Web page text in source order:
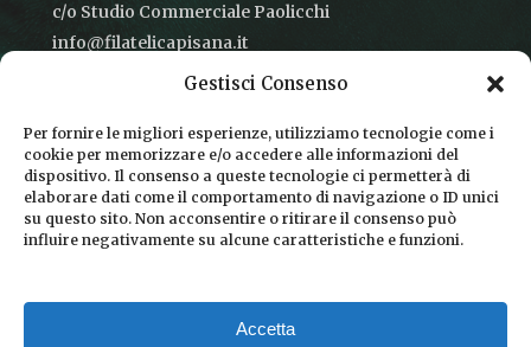
Gestisci Consenso
Per fornire le migliori esperienze, utilizziamo tecnologie come i
cookie per memorizzare e/o accedere alle informazioni del
dispositivo. Il consenso a queste tecnologie ci permetterà di
elaborare dati come il comportamento di navigazione o ID unici
su questo sito. Non acconsentire o ritirare il consenso può
influire negativamente su alcune caratteristiche e funzioni.
Accetta
c/o Studio Commerciale Paolicchi
info@filatelicapisana.it
CONDIZIONI DI VENDITA
INFORMATIVA SULLA PRIVACY
COOKIE POLICY